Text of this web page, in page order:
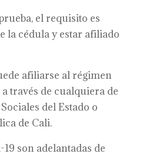
el requisito es
la cédula y estar afiliado
afiliarse al régimen
través de cualquiera de
del Estado o
de Cali.
son adelantadas de